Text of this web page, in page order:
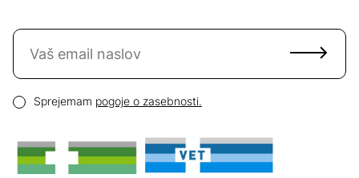
Naročite se na novice
Pogoji zasebnosti
Sprejemam pogoje o zasebnosti.